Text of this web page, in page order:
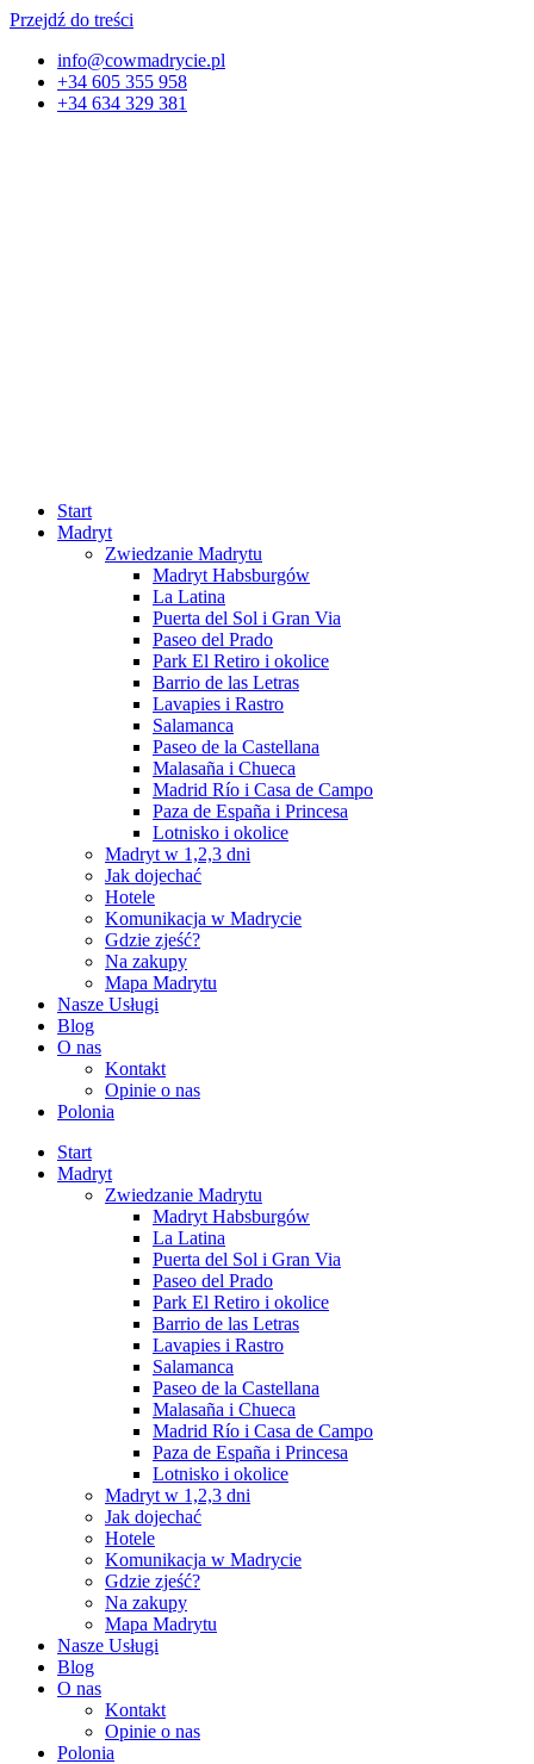
Przejdź do treści
info@cowmadrycie.pl
+34 605 355 958
+34 634 329 381​
Start
Madryt
Zwiedzanie Madrytu
Madryt Habsburgów
La Latina
Puerta del Sol i Gran Via
Paseo del Prado
Park El Retiro i okolice
Barrio de las Letras
Lavapies i Rastro
Salamanca
Paseo de la Castellana
Malasaña i Chueca
Madrid Río i Casa de Campo
Paza de España i Princesa
Lotnisko i okolice
Madryt w 1,2,3 dni
Jak dojechać
Hotele
Komunikacja w Madrycie
Gdzie zjeść?
Na zakupy
Mapa Madrytu
Nasze Usługi
Blog
O nas
Kontakt
Opinie o nas
Polonia
Start
Madryt
Zwiedzanie Madrytu
Madryt Habsburgów
La Latina
Puerta del Sol i Gran Via
Paseo del Prado
Park El Retiro i okolice
Barrio de las Letras
Lavapies i Rastro
Salamanca
Paseo de la Castellana
Malasaña i Chueca
Madrid Río i Casa de Campo
Paza de España i Princesa
Lotnisko i okolice
Madryt w 1,2,3 dni
Jak dojechać
Hotele
Komunikacja w Madrycie
Gdzie zjeść?
Na zakupy
Mapa Madrytu
Nasze Usługi
Blog
O nas
Kontakt
Opinie o nas
Polonia